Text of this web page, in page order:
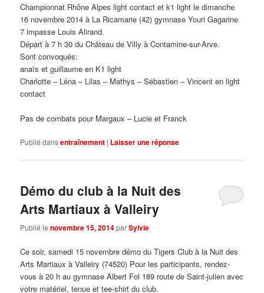
Championnat Rhône Alpes light contact et k1 light le dimanche
16 novembre 2014 à La Ricamarie (42) gymnase Youri Gagarine
7 impasse Louis Alirand.
Départ à 7 h 30 du Château de Villy à Contamine-sur-Arve.
Sont convoqués:
anaïs et guillaume en K1 light
Charlotte – Léna – Lilas – Mathys – Sébastien – Vincent en light
contact
Pas de combats pour Margaux – Lucie et Franck
Publié dansentraînement | Laisser une réponse
Démo du club à la Nuit des
Arts Martiaux à Valleiry
Publié lenovembre 15, 2014parSylvie
Ce soir, samedi 15 novembre démo du Tigers Club à la Nuit des
Arts Martiaux à Valleiry (74520) Pour les participants, rendez-
vous à 20 h au gymnase Albert Fol 189 route de Saint-julien avec
votre matériel, tenue et tee-shirt du club.